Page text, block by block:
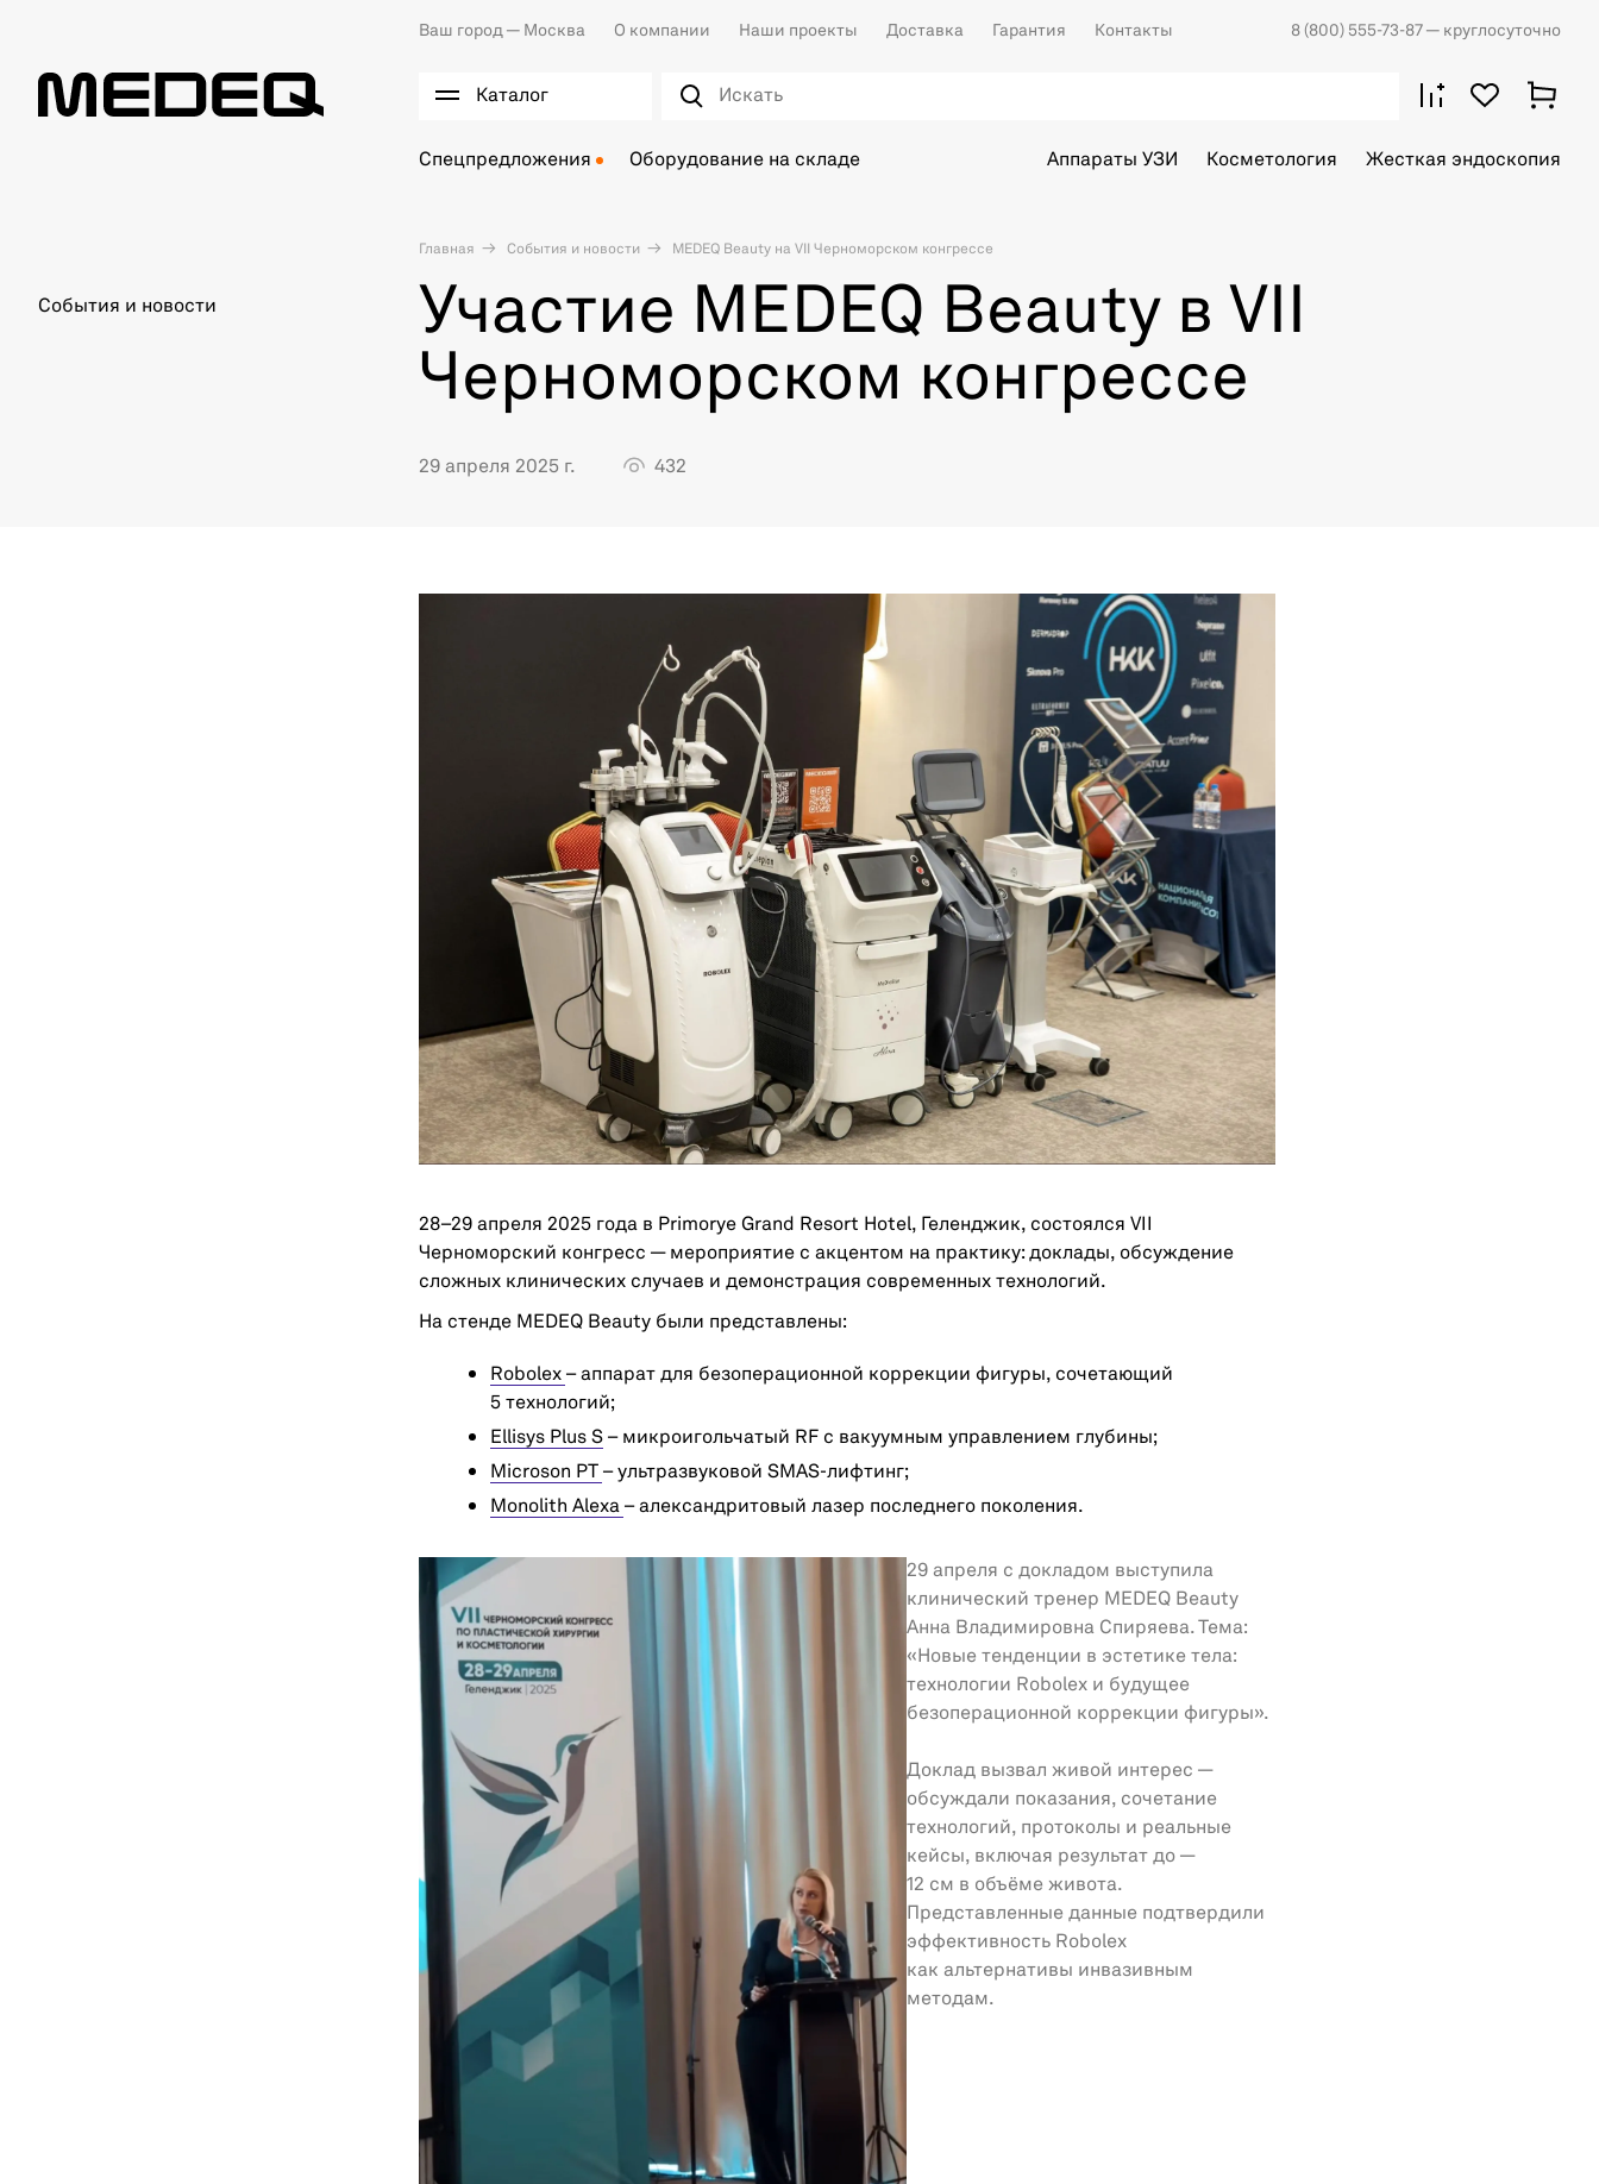
Ваш город — Москва О компании Наши проекты Доставка Гарантия Контакты 8 (800) 555-73-87 — круглосуточно
Каталог
Спецпредложения Оборудование на складе Аппараты УЗИ Косметология Жесткая эндоскопия
Главная События и новости MEDEQ Beauty на VII Черноморском конгрессе
События и новости
Участие MEDEQ Beauty в VII
Черноморском конгрессе
29 апреля 2025 г. 432
28–29 апреля 2025 года в Primorye Grand Resort Hotel, Геленджик, состоялся VII
Черноморский конгресс — мероприятие с акцентом на практику: доклады, обсуждение
сложных клинических случаев и демонстрация современных технологий.
На стенде MEDEQ Beauty были представлены:
Robolex – аппарат для безоперационной коррекции фигуры, сочетающий
5 технологий;
Ellisys Plus S – микроигольчатый RF с вакуумным управлением глубины;
Microson PT – ультразвуковой SMAS-лифтинг;
Monolith Alexa – александритовый лазер последнего поколения.
29 апреля с докладом выступила
клинический тренер MEDEQ Beauty
Анна Владимировна Спиряева. Тема:
«Новые тенденции в эстетике тела:
технологии Robolex и будущее
безоперационной коррекции фигуры».
Доклад вызвал живой интерес —
обсуждали показания, сочетание
технологий, протоколы и реальные
кейсы, включая результат до —
12 см в объёме живота.
Представленные данные подтвердили
эффективность Robolex
как альтернативы инвазивным
методам.